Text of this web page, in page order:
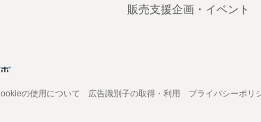
販売支援企画・イベント
の使用について 広告識別子の取得・利用 プライバシーポリ